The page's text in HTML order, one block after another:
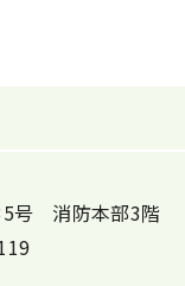
号 消防本部3階